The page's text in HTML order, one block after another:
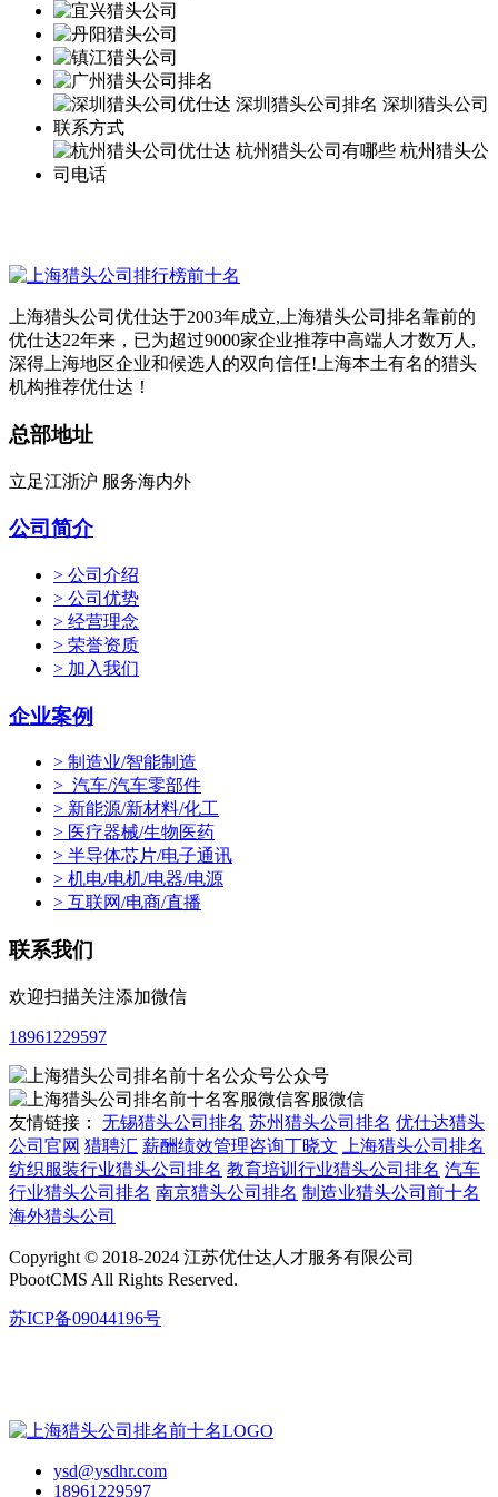
上海猎头公司优仕达于2003年成立,上海猎头公司排名靠前的
优仕达22年来，已为超过9000家企业推荐中高端人才数万人,
深得上海地区企业和候选人的双向信任!上海本土有名的猎头
机构推荐优仕达！
总部地址
立足江浙沪 服务海内外
公司简介
> 公司介绍
> 公司优势
> 经营理念
> 荣誉资质
> 加入我们
企业案例
> 制造业/智能制造
> 汽车/汽车零部件
> 新能源/新材料/化工
> 医疗器械/生物医药
> 半导体芯片/电子通讯
> 机电/电机/电器/电源
> 互联网/电商/直播
联系我们
欢迎扫描关注添加微信
18961229597
公众号
客服微信
友情链接： 无锡猎头公司排名 苏州猎头公司排名 优仕达猎头
公司官网 猎聘汇 薪酬绩效管理咨询丁晓文
上海猎头公司排名
纺织服装行业猎头公司排名 教育培训行业猎头公司排名 汽车
行业猎头公司排名 南京猎头公司排名 制造业猎头公司前十名
海外猎头公司
Copyright © 2018-2024 江苏优仕达人才服务有限公司
PbootCMS All Rights Reserved.
苏ICP备09044196号
ysd@ysdhr.com
18961229597